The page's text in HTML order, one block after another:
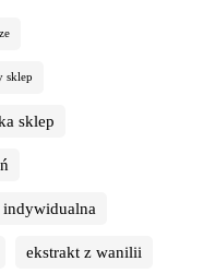
sklep
sklep
indywidualna
ekstrakt z wanilii